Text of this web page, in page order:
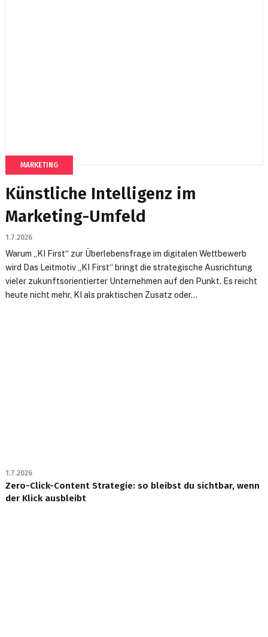
MARKETING
Künstliche Intelligenz im
Marketing-Umfeld
1.7.2026
Warum „KI First“ zur Überlebensfrage im digitalen Wettbewerb
wird Das Leitmotiv „KI First“ bringt die strategische Ausrichtung
vieler zukunftsorientierter Unternehmen auf den Punkt. Es reicht
heute nicht mehr, KI als praktischen Zusatz oder...
1.7.2026
Zero-Click-Content Strategie: so bleibst du sichtbar, wenn
der Klick ausbleibt